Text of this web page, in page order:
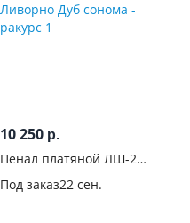
10 250 р.
Пенал платяной ЛШ-2
Под заказ22 сен.